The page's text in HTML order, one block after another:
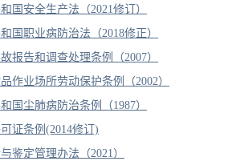
国安全生产法（2021修订）
国职业病防治法（2018修正）
报告和调查处理条例（2007）
作业场所劳动保护条例（2002）
国尘肺病防治条例（1987）
证条例(2014修订)
鉴定管理办法（2021）